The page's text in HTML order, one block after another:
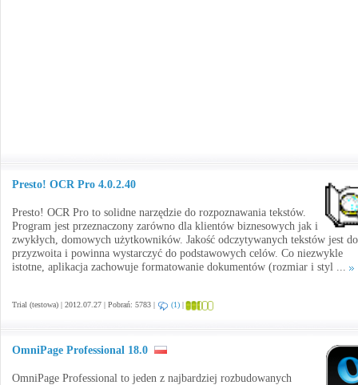
Presto! OCR Pro 4.0.2.40
Presto! OCR Pro to solidne narzędzie do rozpoznawania tekstów.
Program jest przeznaczony zarówno dla klientów biznesowych jak i
zwykłych, domowych użytkowników. Jakość odczytywanych tekstów jest
przyzwoita i powinna wystarczyć do podstawowych celów. Co niezwykle
istotne, aplikacja zachowuje formatowanie dokumentów (rozmiar i styl ...
Trial (testowa) | 2012.07.27 | Pobrań: 5783 | (1) |
OmniPage Professional 18.0
OmniPage Professional to jeden z najbardziej rozbudowanych